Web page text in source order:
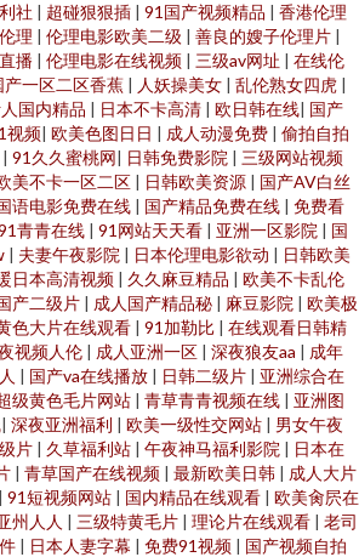
社 | 超碰狠狠插 | 91国产视频精品 | 香港伦理
理 | 伦理电影欧美二级 | 善良的嫂子伦理片 |
播 | 伦理电影在线视频 | 三级av网址 | 在线伦
产一区二区香蕉 | 人妖操美女 | 乱伦熟女四虎 |
国内精品 | 日本不卡高清 | 欧日韩在线| 国产
视频| 欧美色图日日 | 成人动漫免费 | 偷拍自拍
| 91久久蜜桃网| 日韩免费影院 | 三级网站视频
美不卡一区二区 | 日韩欧美资源 | 国产AV白丝
语电影免费在线 | 国产精品免费在线 | 免费看
青青在线 | 91网站天天看 | 亚洲一区影院 | 国
| 夫妻午夜影院 | 日本伦理电影欲动 | 日韩欧美
日本高清视频 | 久久麻豆精品 | 欧美不卡乱伦
产二级片 | 成人国产精品秘 | 麻豆影院 | 欧美极
色大片在线观看 | 91加勒比 | 在线观看日韩精
视频人伦 | 成人亚洲一区 | 深夜狼友aa | 成年
| 国产va在线播放 | 日韩二级片 | 亚洲综合在
级黄色毛片网站 | 青草青青视频在线 | 亚洲图
| 深夜亚洲福利 | 欧美一级性交网站 | 男女午夜
片 | 久草福利站 | 午夜神马福利影院 | 日本在
| 青草国产在线视频 | 最新欧美日韩 | 成人大片
| 91短视频网站 | 国内精品在线观看 | 欧美肏屄在
州人人 | 三级特黄毛片 | 理论片在线观看 | 老司
| 日本人妻字幕 | 免费91视频 | 国产视频自拍